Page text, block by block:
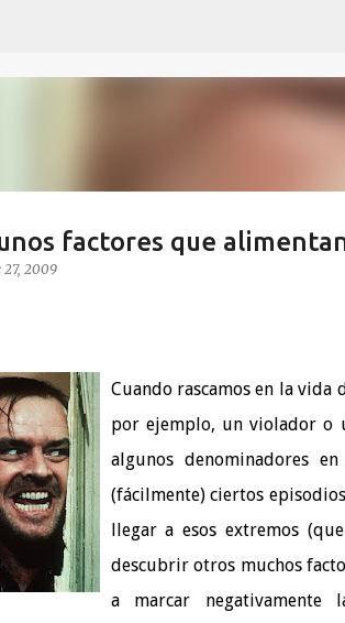
factores que
27, 2009
Cuando rascamos en la vida
por ejemplo, un violador o
algunos denominadores
(fácilmente) ciertos
llegar a esos extremos
descubrir otros muchos
a marcar negativamente